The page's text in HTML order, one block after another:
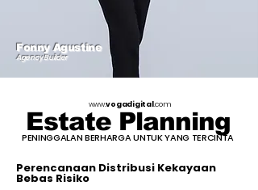
Agency Builder
Fonny Agustine
Estate Planning
PENINGGALAN BERHARGA UNTUK YANG TERCINTA
www.vogadigital.com
Perencanaan Distribusi Kekayaan
Bebas Risiko